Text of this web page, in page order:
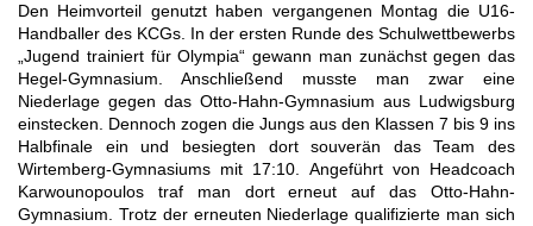
Den Heimvorteil genutzt haben vergangenen Montag die U16-
Handballer des KCGs. In der ersten Runde des Schulwettbewerbs
„Jugend trainiert für Olympia“ gewann man zunächst gegen das
Hegel-Gymnasium. Anschließend musste man zwar eine
Niederlage gegen das Otto-Hahn-Gymnasium aus Ludwigsburg
einstecken. Dennoch zogen die Jungs aus den Klassen 7 bis 9 ins
Halbfinale ein und besiegten dort souverän das Team des
Wirtemberg-Gymnasiums mit 17:10. Angeführt von Headcoach
Karwounopoulos traf man dort erneut auf das Otto-Hahn-
Gymnasium. Trotz der erneuten Niederlage qualifizierte man sich